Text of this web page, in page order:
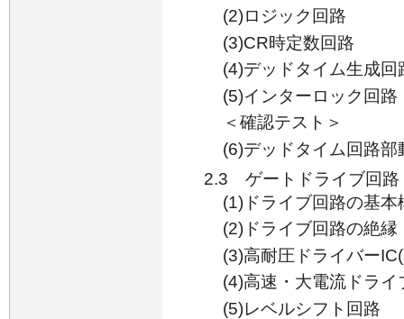
(2)ロジック回路
(3)CR時定数回路
(4)デッドタイム生成回
(5)インターロック回路
＜確認テスト＞
(6)デッドタイム回路部
2.3 ゲートドライブ回路
(1)ドライブ回路の基本
(2)ドライブ回路の絶縁
(3)高耐圧ドライバー
(4)高速・大電流ドライ
(5)レベルシフト回路